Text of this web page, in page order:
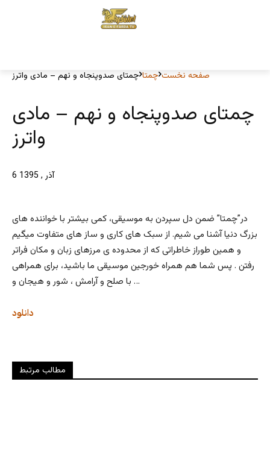
صفحه نخست چمتا چمتای صدوپنجاه و نهم – مادی واترز
چمتای صدوپنجاه و نهم – مادی
واترز
6 آذر , 1395
در”چمتا” ضمن دل سپردن به موسیقی، کمی بیشتر با خواننده های
بزرگ دنیا آشنا می شیم. از سبک های کاری و ساز های متفاوت میگیم
و همین طوراز خاطراتی که از محدوده ی مرزهای زبان و مکان فراتر
رفتن . پس شما هم همراه خورجین موسیقی ما باشید، برای همراهی
با صلح و آرامش ، شور و هیجان و …
دانلود
مطالب مرتبط